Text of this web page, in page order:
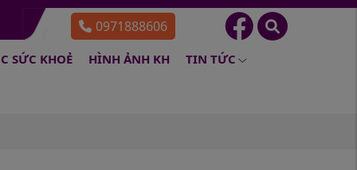
0971888606
SỨC KHOẺ HÌNH ẢNH KH TIN TỨC